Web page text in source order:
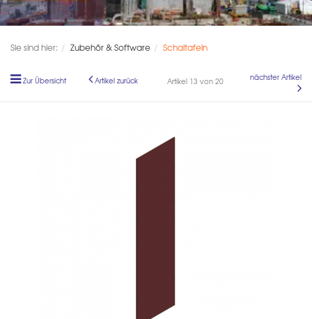
Sie sind hier: Zubehör & Software Schaltafeln
Zur Übersicht Artikel zurück Artikel 13 von 20 nächster Artikel